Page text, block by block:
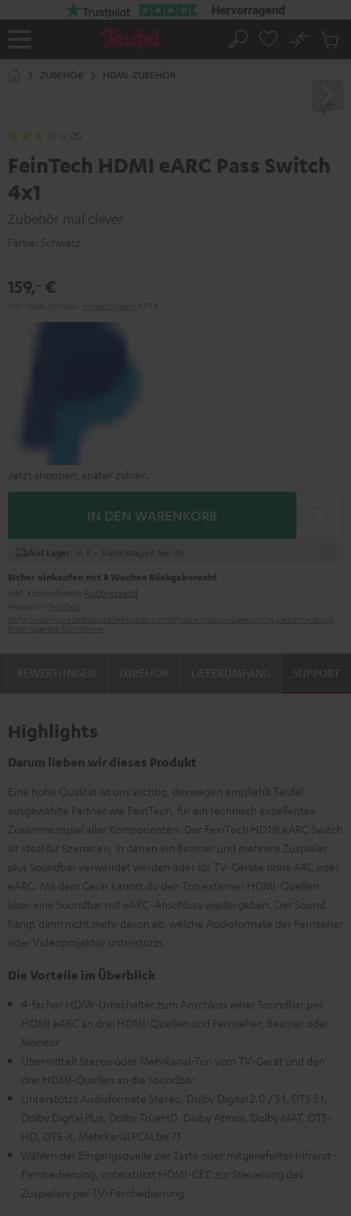
Startseite
Suche
No
ZUBEHÖR HDMI-ZUBEHÖR
(3)
FeinTech HDMI eARC Pass Switch
4x1
Zubehör mal clever
Farbe: Schwarz
159,‐ €
Jetzt shoppen, später zahlen.
IN DEN WARENKORB
Auf Lager , in 3 – 5 Werktagen bei dir
Sicher einkaufen mit 8 Wochen Rückgaberecht
inkl. kostenlosem Rückversand
SUPPORT
Highlights
Darum lieben wir dieses Produkt
Eine hohe Qualität ist uns wichtig, deswegen empfiehlt Teufel
ausgewählte Partner wie FeinTech, für ein technisch exzellentes
Zusammenspiel aller Komponenten. Der FeinTech HDMI eARC Switch
ist ideal für Szenarien, in denen ein Beamer und mehrere Zuspieler
plus Soundbar verwendet werden oder für TV-Geräte ohne ARC oder
eARC. Mit dem Gerät kannst du den Ton externer HDMI-Quellen
über eine Soundbar mit eARC-Anschluss wiedergeben. Der Sound
hängt dann nicht mehr davon ab, welche Audioformate der Fernseher
oder Videoprojektor unterstützt.
Die Vorteile im Überblick
4-facher HDMI-Umschalter zum Anschluss einer Soundbar per
HDMI eARC an drei HDMI-Quellen und Fernseher, Beamer oder
Monitor
Übermittelt Stereo oder Mehrkanal-Ton vom TV-Gerät und den
drei HDMI-Quellen an die Soundbar
Unterstützt Audioformate Stereo, Dolby Digital 2.0 / 5.1, DTS 5.1,
Dolby Digital Plus, Dolby TrueHD, Dolby Atmos, Dolby MAT, DTS-
HD, DTS-X, Mehrkanal PCM bis 7.1
Wählen der Eingangsquelle per Taste oder mitgelieferter Infrarot-
Fernbedienung, unterstützt HDMI-CEC zur Steuerung des
Zuspielers per TV-Fernbedienung